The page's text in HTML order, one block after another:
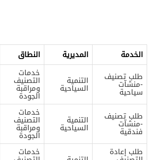
الخدمة المديرية النطاق
طلب تصنيف
-منشآت
سياحية
التنمية
السياحية
خدمات
التصنيف
ومراقبة
الجودة
طلب تصنيف
-منشآت
فندقية
التنمية
السياحية
خدمات
التصنيف
ومراقبة
الجودة
طلب إعادة خدمات